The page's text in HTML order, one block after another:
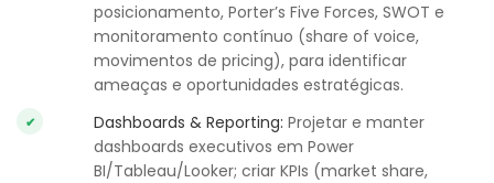
posicionamento, Porter’s Five Forces, SWOT e
monitoramento contínuo (share of voice,
movimentos de pricing), para identificar
ameaças e oportunidades estratégicas.
Dashboards & Reporting: Projetar e manter
dashboards executivos em Power
BI/Tableau/Looker; criar KPIs (market share,